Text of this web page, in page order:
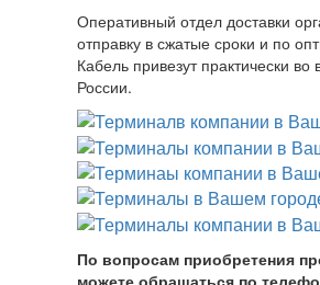
Оперативный отдел доставки
отправку в сжатые сроки и по
Кабель привезут практически во
России.
По вопросам приобретения
можете обращаться по